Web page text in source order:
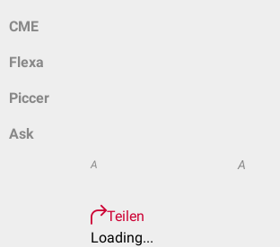
CME
Flexa
Piccer
Ask
A A
Teilen
Loading...